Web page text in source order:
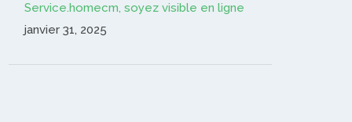
Service.homecm, soyez visible en ligne
janvier 31, 2025